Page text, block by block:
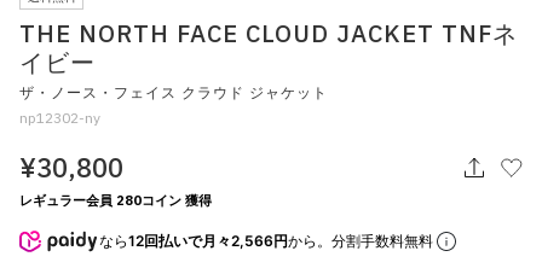
THE NORTH FACE CLOUD JACKET TNFネ
イビー
ザ・ノース・フェイス クラウド ジャケット
np12302-ny
¥30,800
レギュラー会員 280コイン 獲得
なら12回払いで月々2,566円から。分割手数料無料